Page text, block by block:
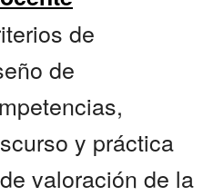
de
de
y práctica
valoración de la